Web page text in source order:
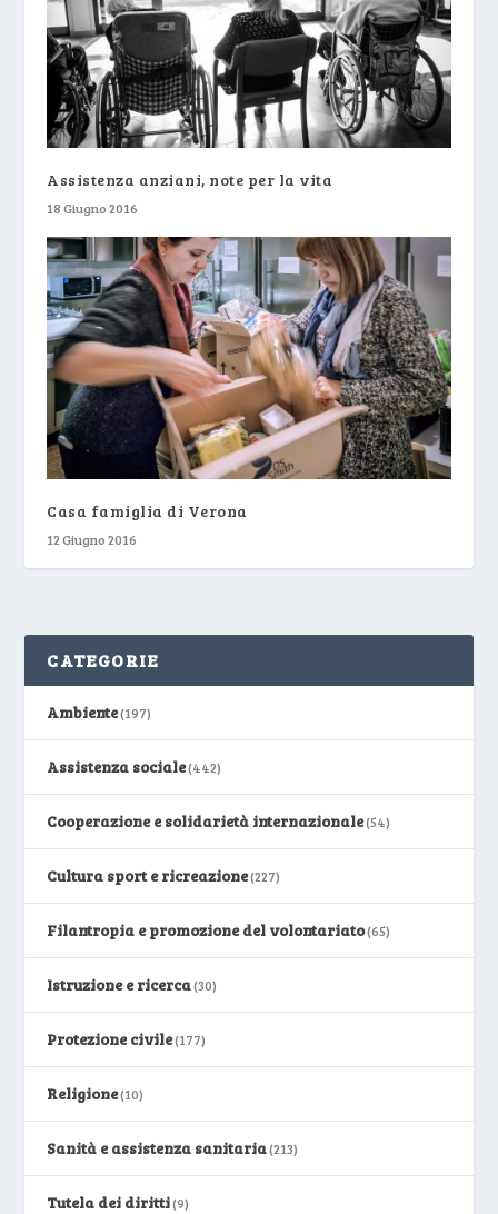
Assistenza anziani, note per la vita
18 Giugno 2016
Casa famiglia di Verona
12 Giugno 2016
CATEGORIE
Ambiente(197)
Assistenza sociale(442)
Cooperazione e solidarietà internazionale(54)
Cultura sport e ricreazione(227)
Filantropia e promozione del volontariato(65)
Istruzione e ricerca(30)
Protezione civile(177)
Religione(10)
Sanità e assistenza sanitaria(213)
Tutela dei diritti(9)